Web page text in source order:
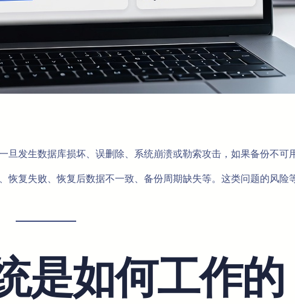
发生数据库损坏、误删除、系统崩溃或勒索攻击，如果备份不可
复失败、恢复后数据不一致、备份周期缺失等。这类问题的风险
是如何工作的